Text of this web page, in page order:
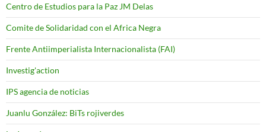
Centro de Estudios para la Paz JM Delas
Comite de Solidaridad con el Africa Negra
Frente Antiimperialista Internacionalista (FAI)
Investig'action
IPS agencia de noticias
Juanlu González: BiTs rojiverdes